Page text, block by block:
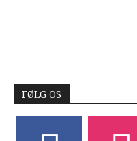
FØLG OS